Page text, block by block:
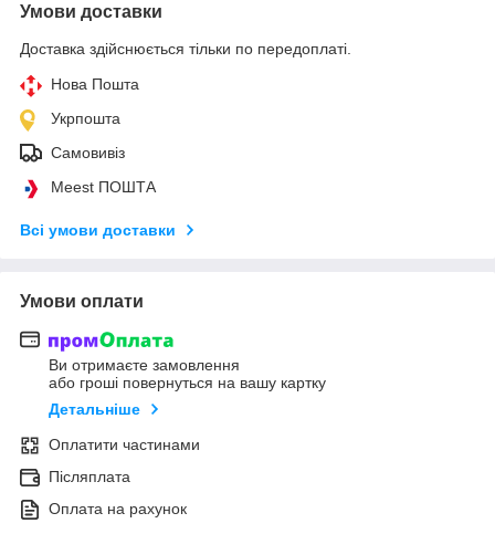
Умови доставки
Доставка здійснюється тільки по передоплаті.
Нова Пошта
Укрпошта
Самовивіз
Meest ПОШТА
Всі умови доставки
Умови оплати
Ви отримаєте замовлення
або гроші повернуться на вашу картку
Детальніше
Оплатити частинами
Післяплата
Оплата на рахунок